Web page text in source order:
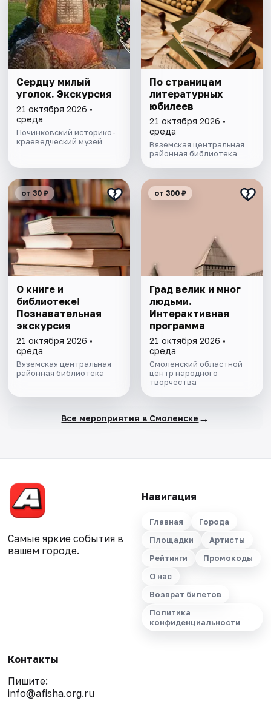
Сердцу милый
уголок. Экскурсия
21 октября 2026 •
среда
Починковский историко-
краеведческий музей
По страницам
литературных
юбилеев
21 октября 2026 •
среда
Вяземская центральная
районная библиотека
от 30 ₽
О книге и
библиотеке!
Познавательная
экскурсия
21 октября 2026 •
среда
Вяземская центральная
районная библиотека
от 300 ₽
Град велик и мног
людьми.
Интерактивная
программа
21 октября 2026 •
среда
Смоленский областной
центр народного
творчества
Все мероприятия в Смоленске →
Самые яркие события в
вашем городе.
Навигация
Главная
Города
Площадки
Артисты
Рейтинги
Промокоды
О нас
Возврат билетов
Политика
конфиденциальности
Контакты
Пишите:
info@afisha.org.ru